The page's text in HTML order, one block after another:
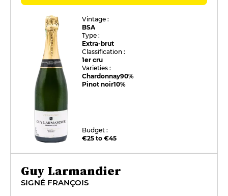
Vintage :
BSA
Type :
Extra-brut
Classification :
1er cru
Varieties :
Chardonnay90%
Pinot noir10%
Budget :
€25 to €45
Guy Larmandier
SIGNÉ FRANÇOIS